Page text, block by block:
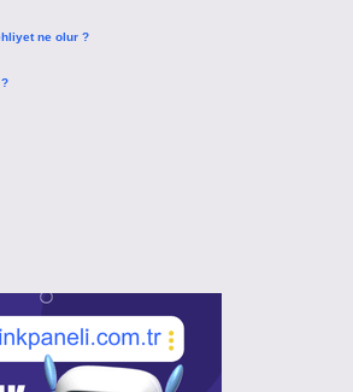
ne olur ?